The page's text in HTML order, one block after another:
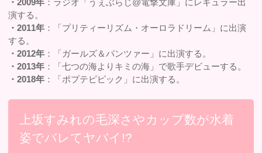
・2009年 ：ラジオ「うぇぶらじ@電撃文庫」にレギュラー出
演する。
・2011年 ：「プリティーリズム・オーロラドリーム」に出演
する。
・2012年 ：「ガールズ＆パンツァー」に出演する。
・2013年 ：「七つの海よりキミの海」で歌手デビューする。
・2018年 ：「ポプテピピック」に出演する。
上坂すみれの毛深さやカップ数が水着
姿でバレてヤバイ!?